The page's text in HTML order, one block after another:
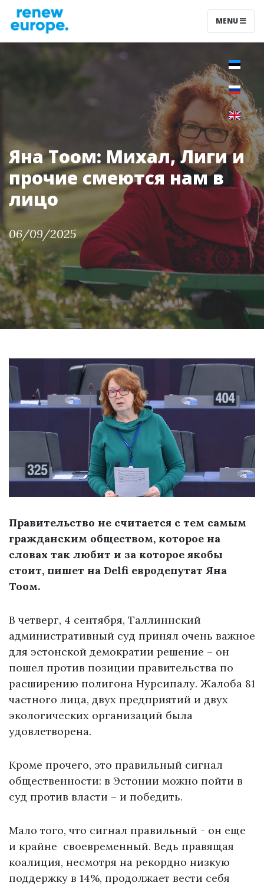
MENU
Яна Тоом: Михал, Лиги и
прочие смеются нам в
лицо
06/09/2025
Правительство не считается с тем самым
гражданским обществом, которое на
словах так любит и за которое якобы
стоит, пишет на Delfi евродепутат Яна
Тоом.
В четверг, 4 сентября, Таллиннский
административный суд принял очень важное
для эстонской демократии решение – он
пошел против позиции правительства по
расширению полигона Нурсипалу. Жалоба 81
частного лица, двух предприятий и двух
экологических организаций была
удовлетворена.
Кроме прочего, это правильный сигнал
общественности: в Эстонии можно пойти в
суд против власти – и победить.
Мало того, что сигнал правильный - он еще
и крайне своевременный. Ведь правящая
коалиция, несмотря на рекордно низкую
поддержку в 14%, продолжает вести себя